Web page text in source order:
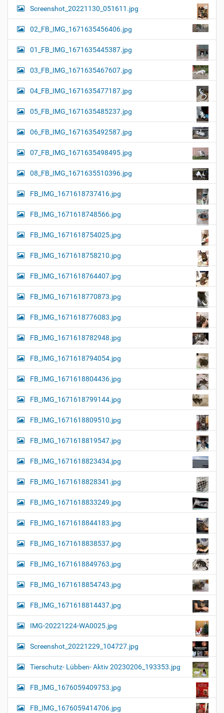
Screenshot_20221130_051611.jpg
02_FB_IMG_1671635456406.jpg
01_FB_IMG_1671635445387.jpg
03_FB_IMG_1671635467607.jpg
04_FB_IMG_1671635477187.jpg
05_FB_IMG_1671635485237.jpg
06_FB_IMG_1671635492587.jpg
07_FB_IMG_1671635498495.jpg
08_FB_IMG_1671635510396.jpg
FB_IMG_1671618737416.jpg
FB_IMG_1671618748566.jpg
FB_IMG_1671618754025.jpg
FB_IMG_1671618758210.jpg
FB_IMG_1671618764407.jpg
FB_IMG_1671618770873.jpg
FB_IMG_1671618776083.jpg
FB_IMG_1671618782948.jpg
FB_IMG_1671618794054.jpg
FB_IMG_1671618804436.jpg
FB_IMG_1671618799144.jpg
FB_IMG_1671618809510.jpg
FB_IMG_1671618819547.jpg
FB_IMG_1671618823434.jpg
FB_IMG_1671618828341.jpg
FB_IMG_1671618833249.jpg
FB_IMG_1671618844183.jpg
FB_IMG_1671618838537.jpg
FB_IMG_1671618849763.jpg
FB_IMG_1671618854743.jpg
FB_IMG_1671618814437.jpg
IMG-20221224-WA0025.jpg
Screenshot_20221229_104727.jpg
Tierschutz- Lübben- Aktiv 20230206_193353.jpg
FB_IMG_1676059409753.jpg
FB_IMG_1676059414706.jpg